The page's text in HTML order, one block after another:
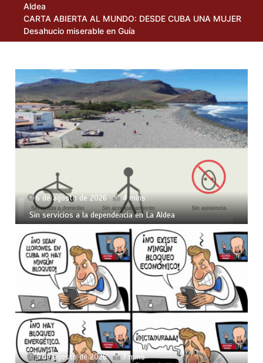
Aldea
CARTA ABIERTA AL MUNDO: DESDE CUBA UNA MUJER
Desahucio miserable en Guía
6 de agosto de 2026 4 mins
Sin servicios a la dependencia en La Aldea
3 de agosto de 2026 7 mins